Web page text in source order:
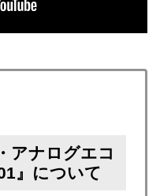
アナログエコ
』について